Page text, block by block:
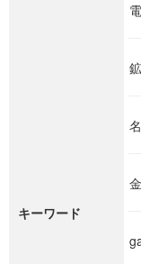
キーワード